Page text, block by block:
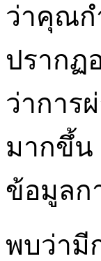
ว่าคุณก
ปรากฏ
ว่าการ
มากขึ้น
ข้อมูลก
พบว่ามี